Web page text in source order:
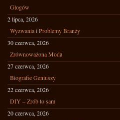
Głogów
2 lipca, 2026
Wyzwania i Problemy Branży
30 czerwca, 2026
Zrównoważona Moda
27 czerwca, 2026
Biografie Geniuszy
22 czerwca, 2026
DIY – Zrób to sam
20 czerwca, 2026